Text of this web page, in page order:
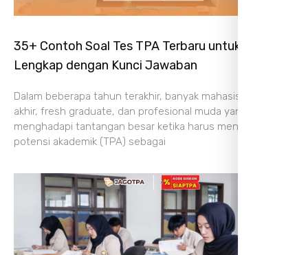
35+ Contoh Soal Tes TPA Terbaru untuk Latihan,
Lengkap dengan Kunci Jawaban
Dalam beberapa tahun terakhir, banyak mahasiswa tingkat
akhir, fresh graduate, dan profesional muda yang
menghadapi tantangan besar ketika harus mengikuti tes
potensi akademik (TPA) sebagai